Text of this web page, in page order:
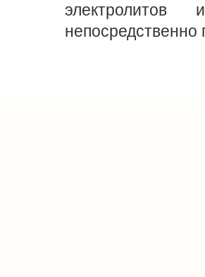
непосредственно